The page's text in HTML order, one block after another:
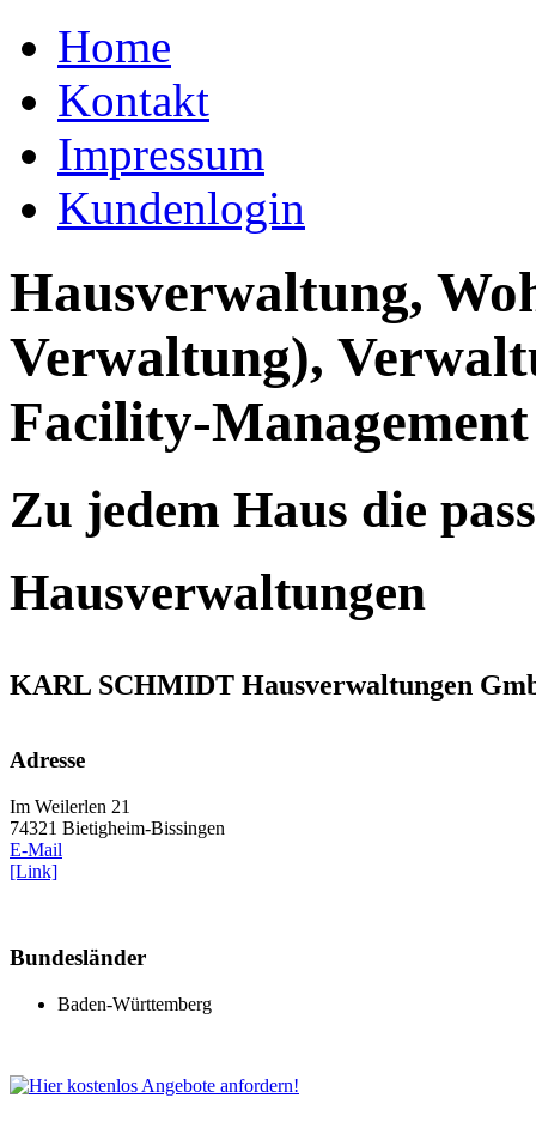
Home
Kontakt
Impressum
Kundenlogin
Hausverwaltung,
Verwaltung),
Facility-Management
Zu jedem Haus die
Hausverwaltungen
KARL SCHMIDT Hausverwaltungen
Adresse
Im Weilerlen 21
74321 Bietigheim-Bissingen
E-Mail
[Link]
Bundesländer
Baden-Württemberg